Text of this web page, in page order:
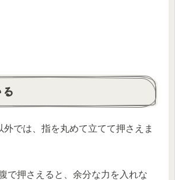
外では、指を丸めて立てて押さえま
で押さえると、余分な力を入れな